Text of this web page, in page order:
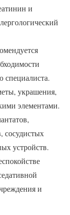
и
специалиста.
украшения,
элементами.
сосудистых
устройств.
и